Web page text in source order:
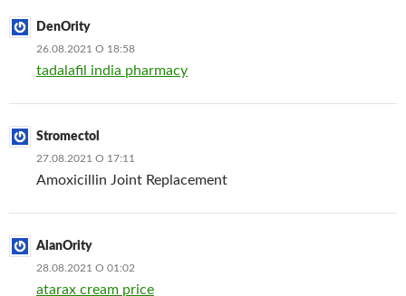
DenOrity
26.08.2021 О 18:58
tadalafil india pharmacy
Stromectol
27.08.2021 О 17:11
Amoxicillin Joint Replacement
AlanOrity
28.08.2021 О 01:02
atarax cream price